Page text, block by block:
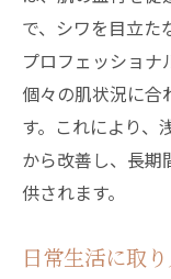
心を軽くす
を
初めて
浅草橋
エステ
浅草橋
浅草橋
で、シワを目立た
プロフェッショナ
個々の肌状況に合
す。これにより、
から改善し、長期
供されます。
日常生活に取